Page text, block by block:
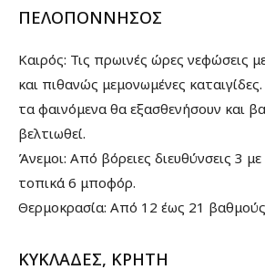
ΠΕΛΟΠΟΝΝΗΣΟΣ
Καιρός: Τις πρωινές ώρες νεφώσεις
και πιθανώς μεμονωμένες
τα φαινόμενα θα εξασθενήσουν και
βελτιωθεί.
Άνεμοι: Από βόρειες διευθύνσεις 3
τοπικά 6 μποφόρ.
Θερμοκρασία: Από 12 έως 21 βαθμούς
ΚΥΚΛΑΔΕΣ, ΚΡΗΤΗ